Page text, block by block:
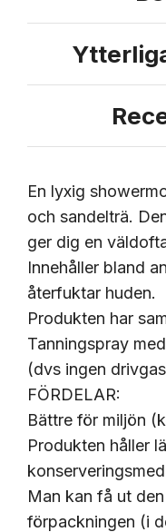
En lyxig
och sandelträ.
ger dig en
Innehåller bland
återfuktar huden.
Produkten har
Tanningspray
(dvs ingen
FÖRDELAR:
Bättre för miljön
Produkten håller
Man kan få ut
förpackningen (i